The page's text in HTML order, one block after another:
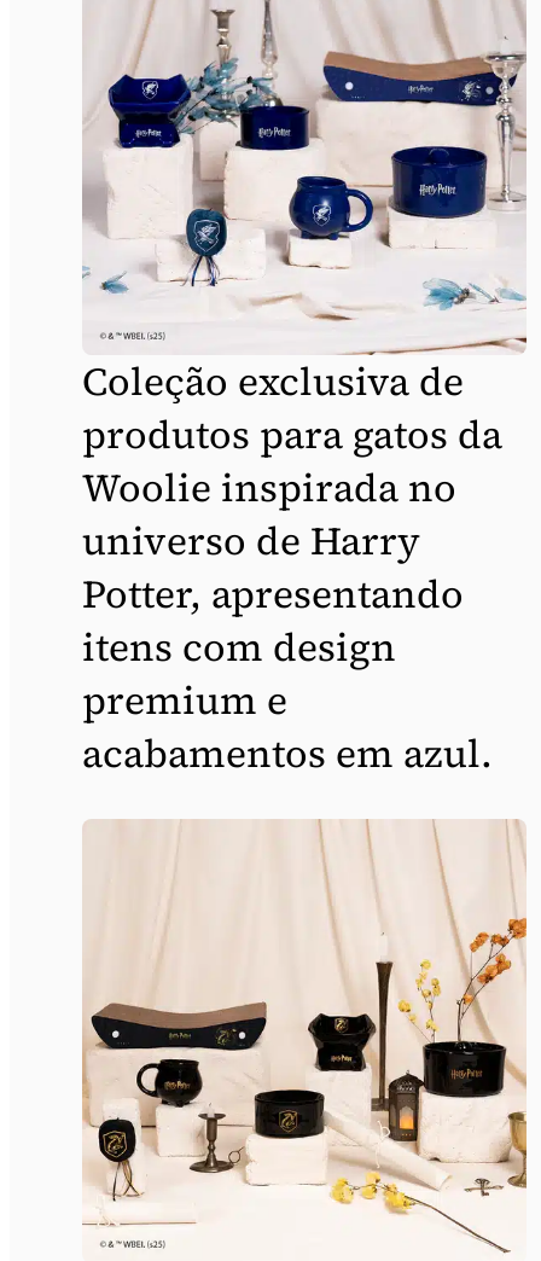
Coleção exclusiva de
produtos para gatos da
Woolie inspirada no
universo de Harry
Potter, apresentando
itens com design
premium e
acabamentos em azul.